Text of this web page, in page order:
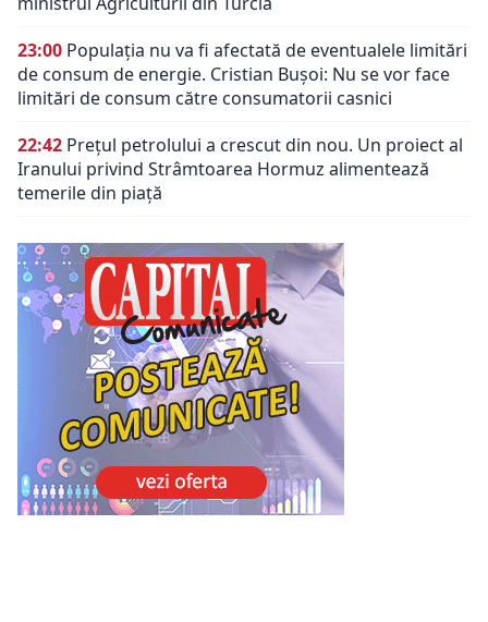
23:00 Populația nu va fi afectată de eventualele limitări
de consum de energie. Cristian Bușoi: Nu se vor face
limitări de consum către consumatorii casnici
22:42 Prețul petrolului a crescut din nou. Un proiect al
Iranului privind Strâmtoarea Hormuz alimentează
temerile din piață